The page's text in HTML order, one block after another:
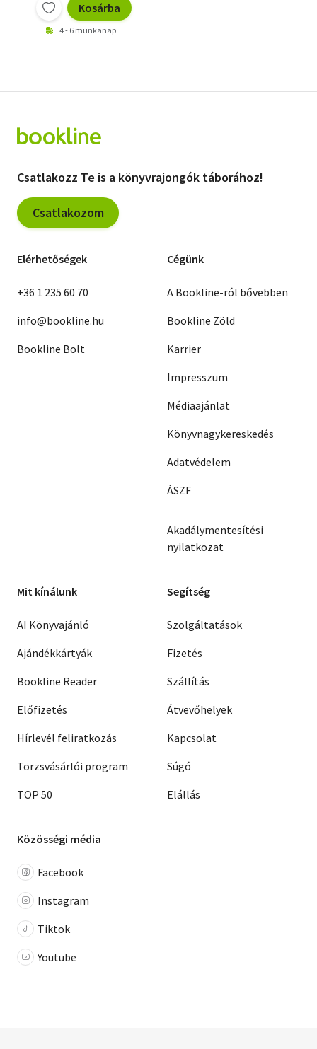
Kosárba
4 - 6 munkanap
Csatlakozz Te is a könyvrajongók táborához!
Csatlakozom
Elérhetőségek
+36 1 235 60 70
info@bookline.hu
Bookline Bolt
Cégünk
A Bookline-ról bővebben
Bookline Zöld
Karrier
Impresszum
Médiaajánlat
Könyvnagykereskedés
Adatvédelem
ÁSZF
Akadálymentesítési
nyilatkozat
Mit kínálunk
AI Könyvajánló
Ajándékkártyák
Bookline Reader
Előfizetés
Hírlevél feliratkozás
Törzsvásárlói program
TOP 50
Segítség
Szolgáltatások
Fizetés
Szállítás
Átvevőhelyek
Kapcsolat
Súgó
Elállás
Közösségi média
Facebook
Instagram
Tiktok
Youtube